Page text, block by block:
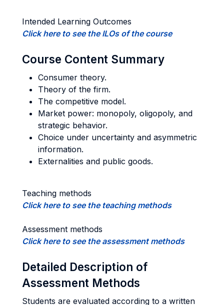
Intended Learning Outcomes
Click here to see the ILOs of the course
Course Content Summary
Consumer theory.
Theory of the firm.
The competitive model.
Market power: monopoly, oligopoly, and
strategic behavior.
Choice under uncertainty and asymmetric
information.
Externalities and public goods.
Teaching methods
Click here to see the teaching methods
Assessment methods
Click here to see the assessment methods
Detailed Description of
Assessment Methods
Students are evaluated according to a written